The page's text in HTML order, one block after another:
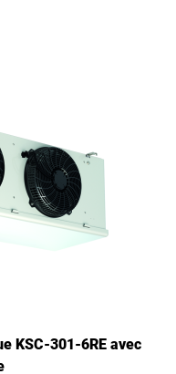
KSC-301-6RE avec